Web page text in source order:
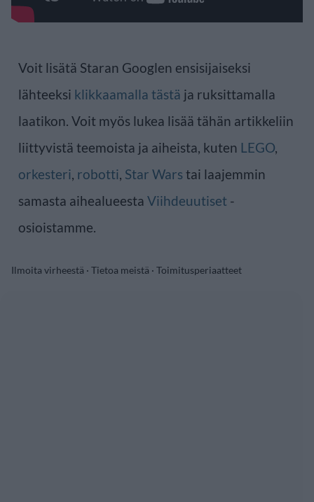
Voit lisätä Staran Googlen ensisijaiseksi
lähteeksi klikkaamalla tästä ja ruksittamalla
laatikon. Voit myös lukea lisää tähän artikkeliin
liittyvistä teemoista ja aiheista, kuten LEGO,
orkesteri, robotti, Star Wars tai laajemmin
samasta aihealueesta Viihdeuutiset -
osioistamme.
Ilmoita virheestä · Tietoa meistä · Toimitusperiaatteet